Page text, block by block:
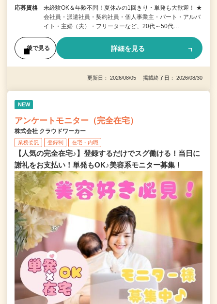
応募資格
未経験OK＆年齢不問！夏休みの1回きり・単発も大歓迎！ ★
会社員・派遣社員・契約社員・個人事業主・パート・アルバ
イト・主婦（夫）・フリーターなど、20代～50代…
後で見る 詳細を見る
更新日： 2026/08/05 掲載終了日： 2026/08/30
NEW
アンケートモニター（完全在宅）
株式会社 クラウドワーカー
業務委託 登録制 在宅・内職
【人気の完全在宅♪】登録するだけでスグ働ける！当日に
謝礼をお支払い！単発もOK♪美容系モニター募集！